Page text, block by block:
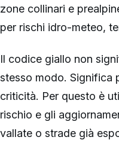
zone collinari e
per rischi idro-meteo,
Il codice giallo non
stesso modo. Significa
criticità. Per questo è
rischio e gli
vallate o strade già